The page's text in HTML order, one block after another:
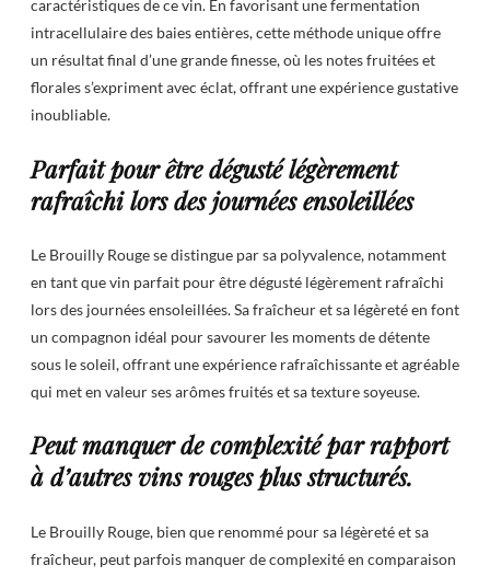
caractéristiques de ce vin. En favorisant une fermentation
intracellulaire des baies entières, cette méthode unique offre
un résultat final d’une grande finesse, où les notes fruitées et
florales s’expriment avec éclat, offrant une expérience gustative
inoubliable.
Parfait pour être dégusté légèrement
rafraîchi lors des journées ensoleillées
Le Brouilly Rouge se distingue par sa polyvalence, notamment
en tant que vin parfait pour être dégusté légèrement rafraîchi
lors des journées ensoleillées. Sa fraîcheur et sa légèreté en font
un compagnon idéal pour savourer les moments de détente
sous le soleil, offrant une expérience rafraîchissante et agréable
qui met en valeur ses arômes fruités et sa texture soyeuse.
Peut manquer de complexité par rapport
à d’autres vins rouges plus structurés.
Le Brouilly Rouge, bien que renommé pour sa légèreté et sa
fraîcheur, peut parfois manquer de complexité en comparaison